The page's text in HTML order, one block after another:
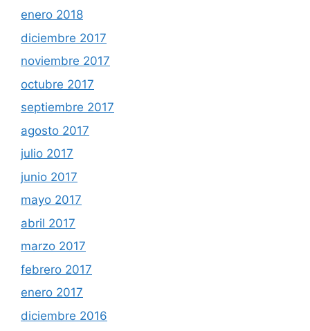
enero 2018
diciembre 2017
noviembre 2017
octubre 2017
septiembre 2017
agosto 2017
julio 2017
junio 2017
mayo 2017
abril 2017
marzo 2017
febrero 2017
enero 2017
diciembre 2016